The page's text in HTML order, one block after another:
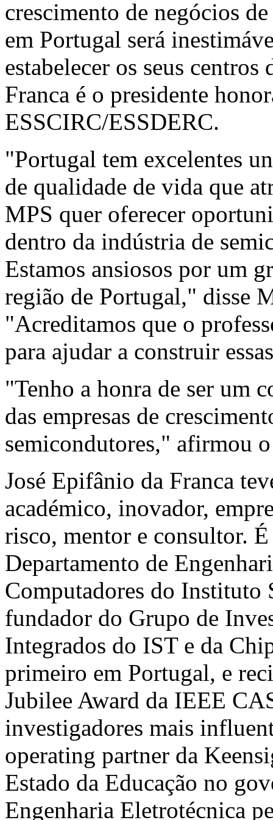
crescimento de negócios
em Portugal será
estabelecer os seus
Franca é o presidente
ESSCIRC/ESSDERC.
"Portugal tem excelentes
de qualidade de vida que
MPS quer oferecer
dentro da indústria de
Estamos ansiosos por um
região de Portugal," disse
"Acreditamos que o
para ajudar a construir
"Tenho a honra de ser um
das empresas de
semicondutores," afirmou
José Epifânio da Franca
académico, inovador,
risco, mentor e consultor.
Departamento de
Computadores do
fundador do Grupo de
Integrados do IST e da
primeiro em Portugal, e
Jubilee Award da IEEE
investigadores mais
operating partner da
Estado da Educação no
Engenharia Eletrotécnica